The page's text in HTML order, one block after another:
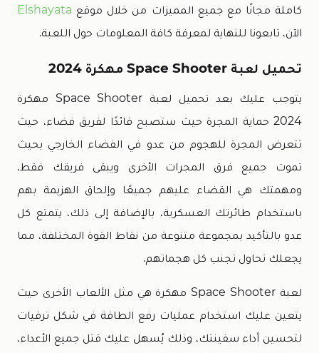
كاملة مجانًا مع جميع المميزات من خلال موقع Elshayata
الآن، تابعونا للنهاية لمعرفة كافة المعلومات حول اللعبة.
تحميل لعبة Space Shooter مهكرة 2024
يتوجب عليك بعد تحميل لعبة Space Shooter مهكرة
2024 حماية المجرة حيث ستصبح قائدًا لفريق فضاء، حيث
تتعرض المجرة للهجوم من عدو في الفضاء الخارجي بحيث
تموت جميع فرق المجرات الأخرى ويبقى فريقك فقط،
ومهمتك هي القضاء عليهم جميعًا وإلحاق الهزيمة بهم
باستخدام طائرتك العسكرية، بالإضافة إلى ذلك، يتمتع كل
عدو بالتأكيد بمجموعة متنوعة من نقاط القوة المختلفة، مما
يجعلك تحاول تجنب كل هجماتهم.
لعبة Space Shooter مهكرة هي مثل الألعاب الأخرى حيث
يتعين عليك استخدام عمليات رفع الطاقة في شكل ترقيات
لتحسين أداء سفينتك، وذلك يُسهل عليك قتل جميع الأعداء،